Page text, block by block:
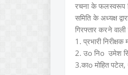
रचना के फलस्वरूप
समिति के अध्यक्ष
गिरफ्तार करने
1. प्रभारी
2. उo निo उमेश
3.काo मोहित पटेल,